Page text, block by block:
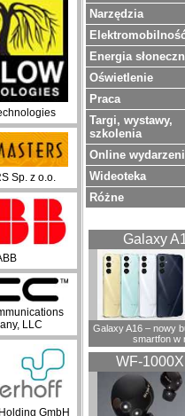
Sp. z o.o.
LLC
GmbH
Narzędzia
Energia
Oświetlenie
Praca
Targi, wystawy,
szkolenia
Online
Wideoteka
Różne
Galaxy
Galaxy A16 – nowy
smartfon w
WF-